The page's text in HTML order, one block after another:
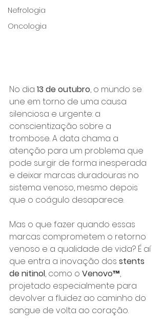
Nefrologia
Oncologia
No dia 13 de outubro, o mundo se
une em torno de uma causa
silenciosa e urgente: a
conscientização sobre a
trombose. A data chama a
atenção para um problema que
pode surgir de forma inesperada
e deixar marcas duradouras no
sistema venoso, mesmo depois
que o coágulo desaparece.
Mas o que fazer quando essas
marcas comprometem o retorno
venoso e a qualidade de vida? É aí
que entra a inovação dos stents
de nitinol, como o Venovo™,
projetado especialmente para
devolver a fluidez ao caminho do
sangue de volta ao coração.